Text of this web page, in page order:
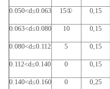
0.050<d≤0.063 15① 0,15
0.063<d≤0.080 10 0,15
0.080<d≤0.112 5 0,15
0.112<d≤0.140 0 0,15
0.140<d≤0.160 0 0,25